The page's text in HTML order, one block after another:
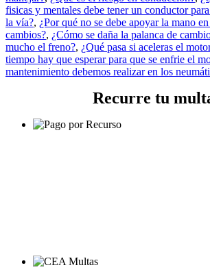
fisicas y mentales debe tener un conductor
la vía?, ¿Por qué no se debe apoyar la mano
cambios?, ¿Cómo se daña la palanca de
mucho el freno?, ¿Qué pasa si aceleras el
tiempo hay que esperar para que se enfrie el
mantenimiento debemos realizar en los
Recurre tu